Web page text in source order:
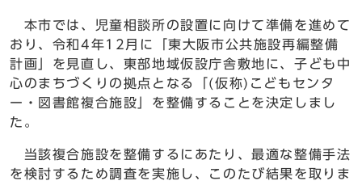
本市では、児童相談所の設置に向けて準備を進めて
おり、令和4年12月に「東大阪市公共施設再編整備
計画」を見直し、東部地域仮設庁舎敷地に、子ども中
心のまちづくりの拠点となる「(仮称)こどもセンタ
ー・図書館複合施設」を整備することを決定しまし
た。
当該複合施設を整備するにあたり、最適な整備手法
を検討するため調査を実施し、このたび結果を取りま